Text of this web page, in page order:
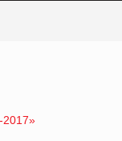
2017»